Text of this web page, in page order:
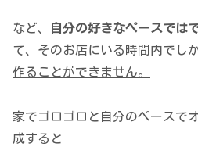
など、 自分の好きなペースでは
て、そのお店にいる時間内でし
作ることができません。
家でゴロゴロと自分のペースで
成すると